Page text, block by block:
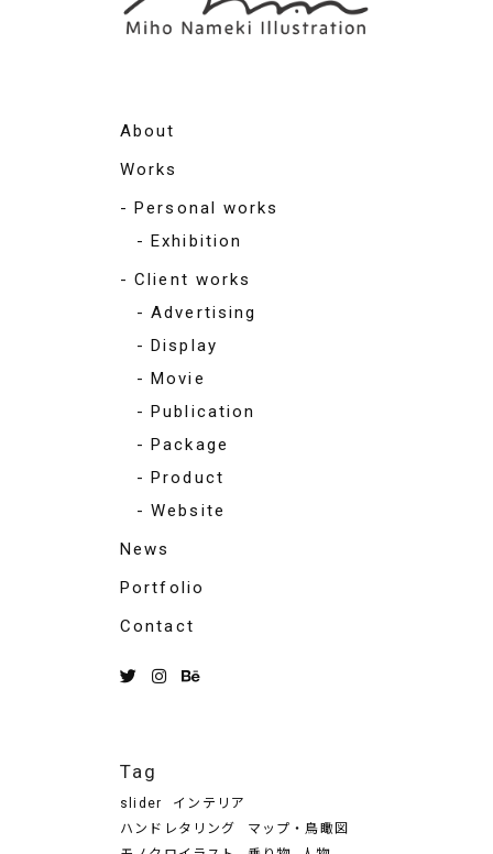
About
Works
Personal works
Exhibition
Client works
Advertising
Display
Movie
Publication
Package
Product
Website
News
Portfolio
Contact
Tag
slider
インテリア
ハンドレタリング
マップ・鳥瞰図